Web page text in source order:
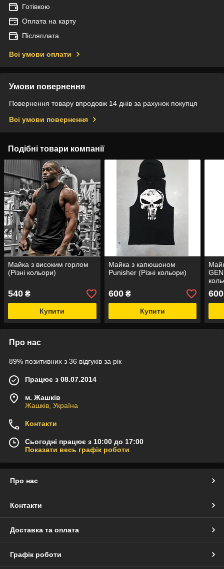
Готівкою
Оплата на карту
Післяплата
Всі умови оплати
Умови повернення
Повернення товару впродовж 14 днів за рахунок покупця
Всі умови повернення
Подібні товари компанії
Майка з високим горлом
(Різні кольори)
540 ₴
Купити
Майка з капюшоном
Punisher (Різні кольори)
600₴
Купити
600
Про нас
89% позитивних з 36 відгуків за рік
Працює з 08.07.2014
м. Жашків
Жашків, Україна
Контакти
Сьогодні працює з 10:00 до 17:00
Показати весь графік роботи
Про нас
Контакти
Доставка та оплата
Графік роботи